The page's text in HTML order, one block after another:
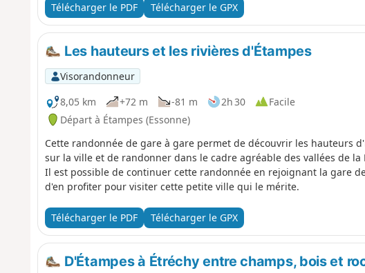
Télécharger le PDF Télécharger le GPX
Les hauteurs et les rivières d'Étampes
Visorandonneur
8,05 km
+72 m -81 m 2h 30
Facile
Départ à Étampes (Essonne)
Cette randonnée de gare à gare permet de découvrir les hauteurs
sur la ville et de randonner dans le cadre agréable des vallées de la
Il est possible de continuer cette randonnée en rejoignant la gare
d'en profiter pour visiter cette petite ville qui le mérite.
Télécharger le PDF Télécharger le GPX
D'Étampes à Étréchy entre champs, bois et